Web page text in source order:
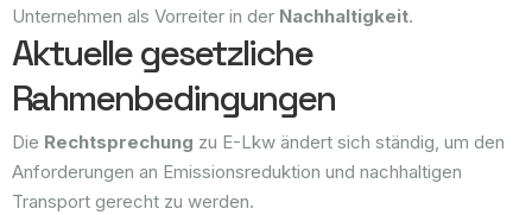
Unternehmen als Vorreiter in der Nachhaltigkeit.
Aktuelle gesetzliche
Rahmenbedingungen
Die Rechtsprechung zu E-Lkw ändert sich ständig, um den
Anforderungen an Emissionsreduktion und nachhaltigen
Transport gerecht zu werden.